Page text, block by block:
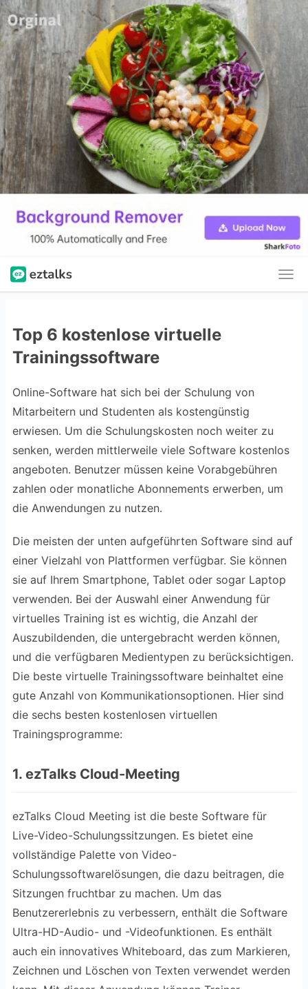
Top 6 kostenlose virtuelle
Trainingssoftware
Online-Software hat sich bei der Schulung von
Mitarbeitern und Studenten als kostengünstig
erwiesen. Um die Schulungskosten noch weiter zu
senken, werden mittlerweile viele Software kostenlos
angeboten. Benutzer müssen keine Vorabgebühren
zahlen oder monatliche Abonnements erwerben, um
die Anwendungen zu nutzen.
Die meisten der unten aufgeführten Software sind auf
einer Vielzahl von Plattformen verfügbar. Sie können
sie auf Ihrem Smartphone, Tablet oder sogar Laptop
verwenden. Bei der Auswahl einer Anwendung für
virtuelles Training ist es wichtig, die Anzahl der
Auszubildenden, die untergebracht werden können,
und die verfügbaren Medientypen zu berücksichtigen.
Die beste virtuelle Trainingssoftware beinhaltet eine
gute Anzahl von Kommunikationsoptionen. Hier sind
die sechs besten kostenlosen virtuellen
Trainingsprogramme:
1. ezTalks Cloud-Meeting
ezTalks Cloud Meeting ist die beste Software für
Live-Video-Schulungssitzungen. Es bietet eine
vollständige Palette von Video-
Schulungssoftwarelösungen, die dazu beitragen, die
Sitzungen fruchtbar zu machen. Um das
Benutzererlebnis zu verbessern, enthält die Software
Ultra-HD-Audio- und -Videofunktionen. Es enthält
auch ein innovatives Whiteboard, das zum Markieren,
Zeichnen und Löschen von Texten verwendet werden